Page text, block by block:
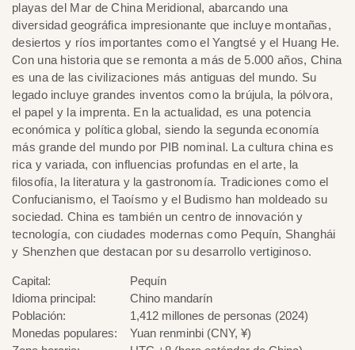
playas del Mar de China Meridional, abarcando una
diversidad geográfica impresionante que incluye montañas,
desiertos y ríos importantes como el Yangtsé y el Huang He.
Con una historia que se remonta a más de 5.000 años, China
es una de las civilizaciones más antiguas del mundo. Su
legado incluye grandes inventos como la brújula, la pólvora,
el papel y la imprenta. En la actualidad, es una potencia
económica y política global, siendo la segunda economía
más grande del mundo por PIB nominal. La cultura china es
rica y variada, con influencias profundas en el arte, la
filosofía, la literatura y la gastronomía. Tradiciones como el
Confucianismo, el Taoísmo y el Budismo han moldeado su
sociedad. China es también un centro de innovación y
tecnología, con ciudades modernas como Pequín, Shanghái
y Shenzhen que destacan por su desarrollo vertiginoso.
Capital:
Pequín
Idioma principal:
Chino mandarín
Población:
1,412 millones de personas (2024)
Monedas populares:
Yuan renminbi (CNY, ¥)